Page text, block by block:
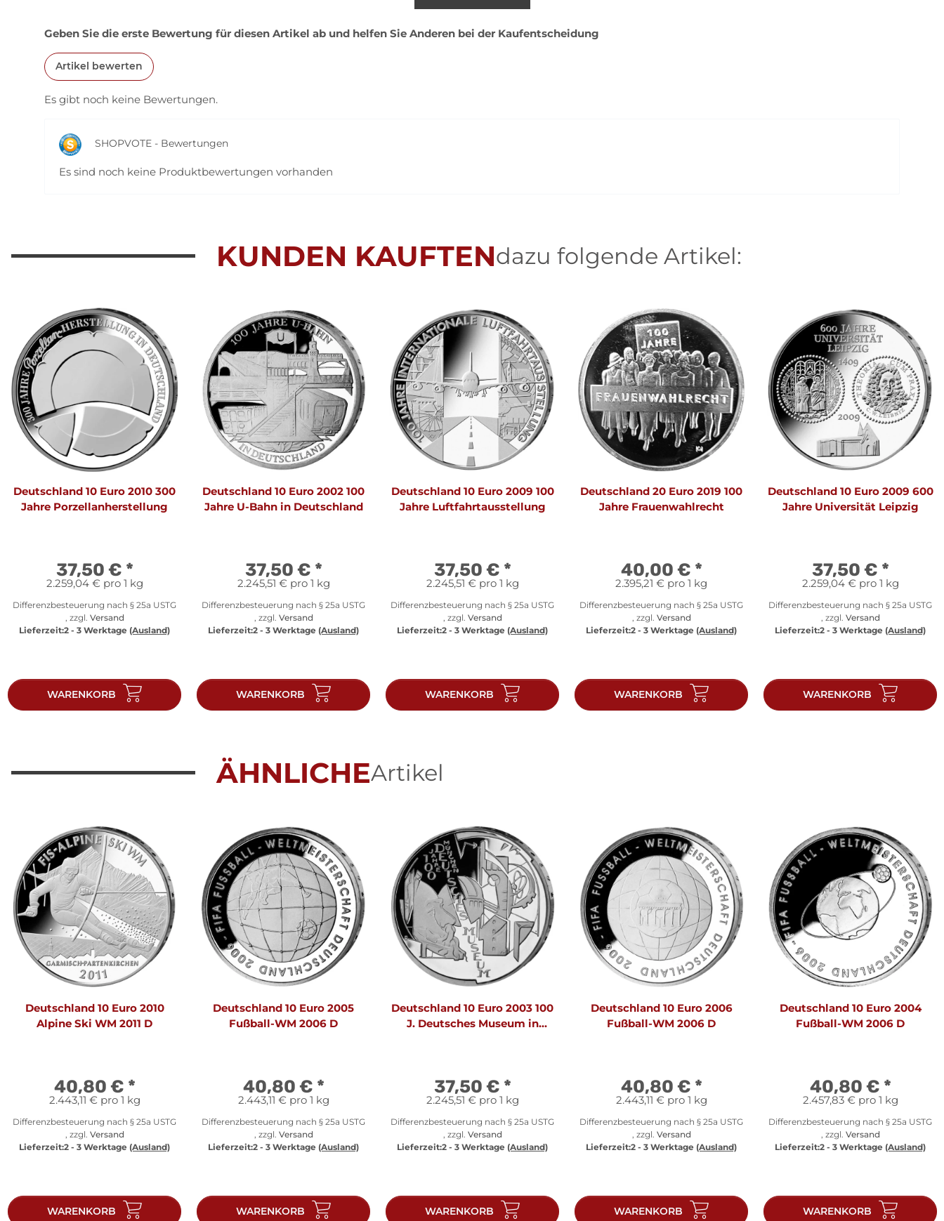
Geben Sie die erste Bewertung für diesen Artikel ab und helfen Sie Anderen bei der Kaufentscheidung
Artikel bewerten
Es gibt noch keine Bewertungen.
SHOPVOTE - Bewertungen
Es sind noch keine Produktbewertungen vorhanden
KUNDEN KAUFTENdazu folgende Artikel:
Deutschland 10 Euro 2010 300
Jahre Porzellanherstellung
37,50 € *
2.259,04 € pro 1 kg
Differenzbesteuerung nach § 25a USTG
, zzgl. Versand
Lieferzeit:2 - 3 Werktage (Ausland)
WARENKORB
Deutschland 10 Euro 2002 100
Jahre U-Bahn in Deutschland
37,50 € *
2.245,51 € pro 1 kg
Differenzbesteuerung nach § 25a USTG
, zzgl. Versand
Lieferzeit:2 - 3 Werktage (Ausland)
WARENKORB
Deutschland 10 Euro 2009 100
Jahre Luftfahrtausstellung
37,50 € *
2.245,51 € pro 1 kg
Differenzbesteuerung nach § 25a USTG
, zzgl. Versand
Lieferzeit:2 - 3 Werktage (Ausland)
WARENKORB
Deutschland 20 Euro 2019 100
Jahre Frauenwahlrecht
40,00 € *
2.395,21 € pro 1 kg
Differenzbesteuerung nach § 25a USTG
, zzgl. Versand
Lieferzeit:2 - 3 Werktage (Ausland)
WARENKORB
Deutschland 10 Euro 2009 600
Jahre Universität Leipzig
37,50 € *
2.259,04 € pro 1 kg
Differenzbesteuerung nach § 25a USTG
, zzgl. Versand
Lieferzeit:2 - 3 Werktage (Ausland)
WARENKORB
ÄHNLICHEArtikel
Deutschland 10 Euro 2010
Alpine Ski WM 2011 D
40,80 € *
2.443,11 € pro 1 kg
Differenzbesteuerung nach § 25a USTG
, zzgl. Versand
Lieferzeit:2 - 3 Werktage (Ausland)
WARENKORB
Deutschland 10 Euro 2005
Fußball-WM 2006 D
40,80 € *
2.443,11 € pro 1 kg
Differenzbesteuerung nach § 25a USTG
, zzgl. Versand
Lieferzeit:2 - 3 Werktage (Ausland)
WARENKORB
Deutschland 10 Euro 2003 100
J. Deutsches Museum in
37,50 € *
2.245,51 € pro 1 kg
Differenzbesteuerung nach § 25a USTG
, zzgl. Versand
Lieferzeit:2 - 3 Werktage (Ausland)
WARENKORB
Deutschland 10 Euro 2006
Fußball-WM 2006 D
40,80 € *
2.443,11 € pro 1 kg
Differenzbesteuerung nach § 25a USTG
, zzgl. Versand
Lieferzeit:2 - 3 Werktage (Ausland)
WARENKORB
Deutschland 10 Euro 2004
Fußball-WM 2006 D
40,80 € *
2.457,83 € pro 1 kg
Differenzbesteuerung nach § 25a USTG
, zzgl. Versand
Lieferzeit:2 - 3 Werktage (Ausland)
WARENKORB